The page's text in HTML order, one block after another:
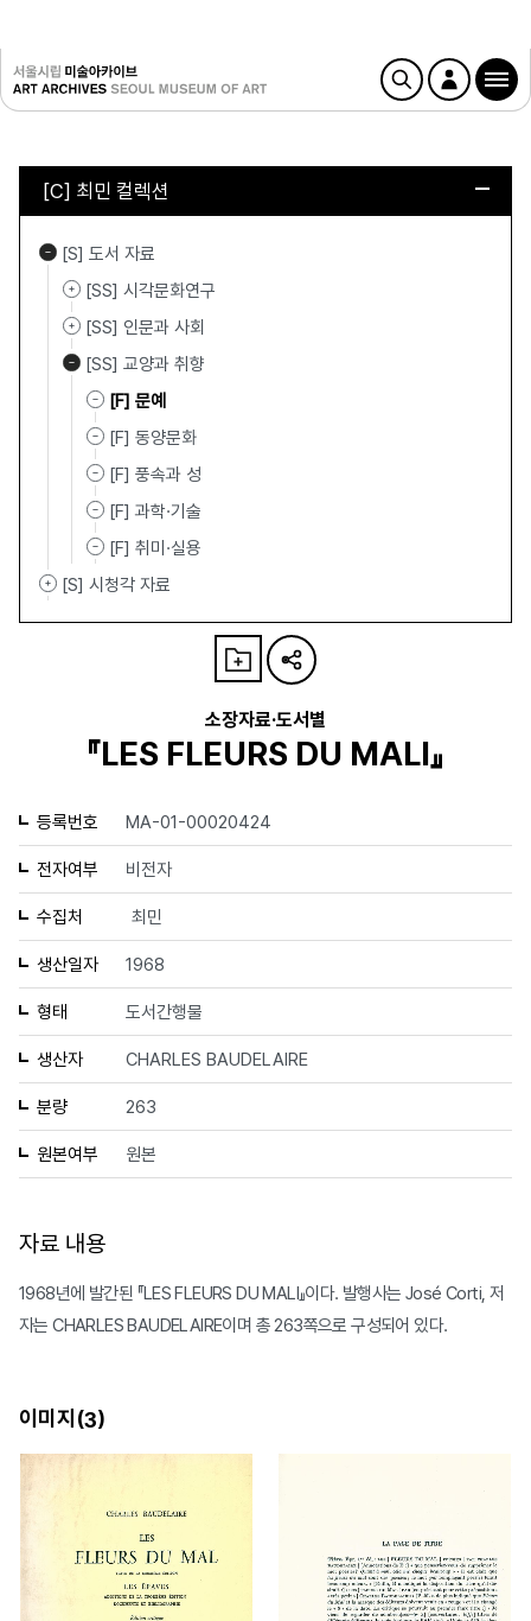
[C] 최민 컬렉션
[S] 도서 자료
[SS] 시각문화연구
[SS] 인문과 사회
[SS] 교양과 취향
[F] 문예
[F] 동양문화
[F] 풍속과 성
[F] 과학·기술
[F] 취미·실용
[S] 시청각 자료
소장자료·도서별
『LES FLEURS DU MALl』
등록번호 MA-01-00020424
전자여부 비전자
수집처 최민
생산일자 1968
형태 도서간행물
생산자 CHARLES BAUDELAIRE
분량 263
원본여부 원본
자료 내용
1968년에 발간된 『LES FLEURS DU MALl』이다. 발행사는 José Corti, 저
자는 CHARLES BAUDELAIRE이며 총 263쪽으로 구성되어 있다.
이미지(3)